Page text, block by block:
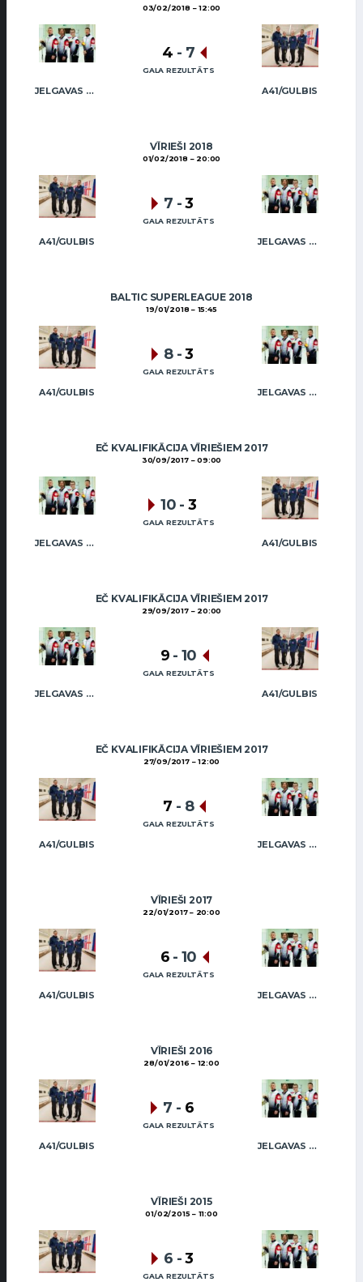
03/02/2018 12:00
JELGAVAS MAIZNIEKS A41/GULBIS
4 - 7
GALA REZULTĀTS
VĪRIEŠI 2018
01/02/2018 20:00
A41/GULBIS JELGAVAS MAIZNIEKS
7 -3
GALA REZULTĀTS
BALTIC SUPERLEAGUE 2018
19/01/2018 15:45
A41/GULBIS JELGAVAS MAIZNIEKS
8 -3
GALA REZULTĀTS
EČ KVALIFIKĀCIJA VĪRIEŠIEM 2017
30/09/2017 09:00
JELGAVAS MAIZNIEKS A41/GULBIS
10 - 3
GALA REZULTĀTS
EČ KVALIFIKĀCIJA VĪRIEŠIEM 2017
29/09/2017 20:00
JELGAVAS MAIZNIEKS A41/GULBIS
9 - 10
GALA REZULTĀTS
EČ KVALIFIKĀCIJA VĪRIEŠIEM 2017
27/09/2017 12:00
A41/GULBIS JELGAVAS MAIZNIEKS
7 - 8
GALA REZULTĀTS
VĪRIEŠI 2017
22/01/2017 20:00
A41/GULBIS JELGAVAS MAIZNIEKS
6 - 10
GALA REZULTĀTS
VĪRIEŠI 2016
28/01/2016 12:00
A41/GULBIS JELGAVAS MAIZNIEKS
7 - 6
GALA REZULTĀTS
VĪRIEŠI 2015
01/02/2015 11:00
6 -3
GALA REZULTĀTS